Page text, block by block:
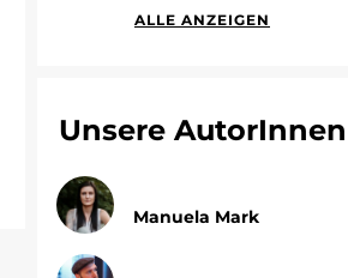
ALLE ANZEIGEN
Unsere AutorInnen
Manuela Mark